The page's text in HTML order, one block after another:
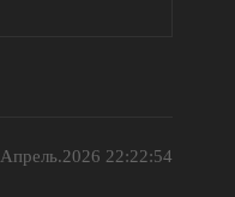
22:22:54